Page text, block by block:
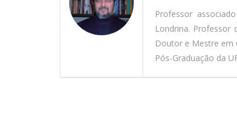
Professor
Londrina. Professor
Doutor e Mestre em
Pós-Graduação da